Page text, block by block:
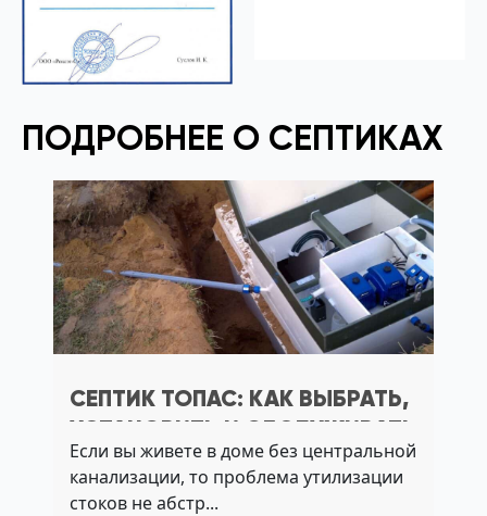
ПОДРОБНЕЕ О СЕПТИКАХ
СЕПТИК ТОПАС: КАК ВЫБРАТЬ,
УСТАНОВИТЬ И ОБСЛУЖИВАТЬ
СИСТЕМУ ДЛЯ ЗАГОРОДНОГО
ДОМА
Если вы живете в доме без центральной
канализации, то проблема утилизации
стоков не абстр...